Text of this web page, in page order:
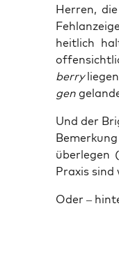
Her­ren,
heit­lich
ber­ry
gen
Und der
über­le­gen
Pra­xis sind
Oder –